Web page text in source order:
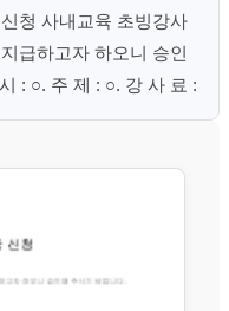
청 사내교육 초빙강사
급하고자 하오니 승인
: ○. 주 제 : ○. 강 사 료 :